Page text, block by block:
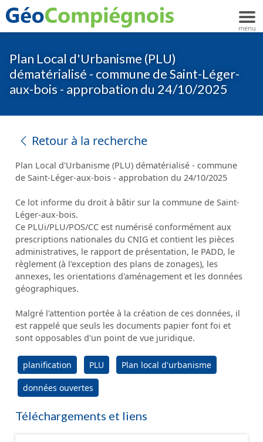
Plan Local d'Urbanisme (PLU)
dématérialisé - commune de Saint-Léger-
aux-bois - approbation du 24/10/2025
Retour à la recherche
Plan Local d'Urbanisme (PLU) dématérialisé - commune
de Saint-Léger-aux-bois - approbation du 24/10/2025
Ce lot informe du droit à bâtir sur la commune de Saint-
Léger-aux-bois.
Ce PLUi/PLU/POS/CC est numérisé conformément aux
prescriptions nationales du CNIG et contient les pièces
administratives, le rapport de présentation, le PADD, le
règlement (à l'exception des plans de zonages), les
annexes, les orientations d'aménagement et les données
géographiques.
Malgré l'attention portée à la création de ces données, il
est rappelé que seuls les documents papier font foi et
sont opposables d'un point de vue juridique.
planification PLU Plan local d'urbanisme
données ouvertes
Téléchargements et liens